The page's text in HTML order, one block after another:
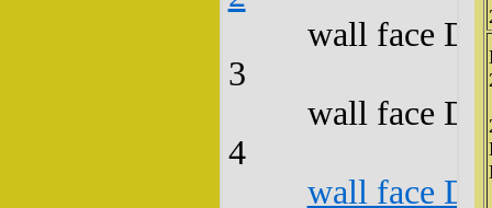
wall face
3
wall face
4
wall face